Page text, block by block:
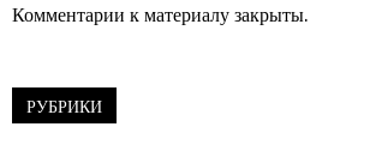
Комментарии к материалу закрыты.
РУБРИКИ